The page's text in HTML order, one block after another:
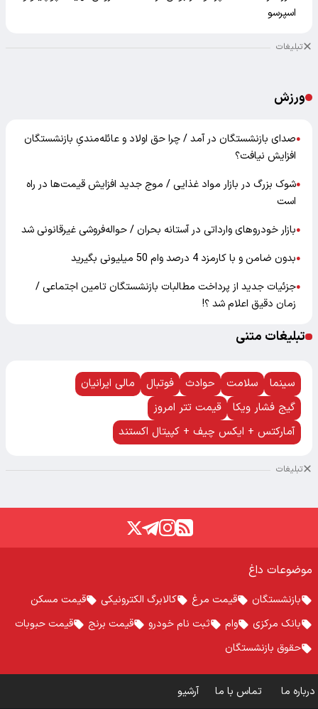
اسپرسو
تبلیغات
ورزش
●صدای بازنشستگان در آمد / چرا حق اولاد و عائله‌مندیِ بازنشستگان
افزایش نیافت؟
●شوک بزرگ در بازار مواد غذایی / موج جدید افزایش قیمت‌ها در راه
است
●بازار خودرو‌های وارداتی در آستانه بحران / حواله‌فروشی غیرقانونی شد
●بدون ضامن و با کارمزد 4 درصد وام 50 میلیونی بگیرید
●جزئیات جدید از پرداخت مطالبات بازنشستگان تامین اجتماعی /
زمان دقیق اعلام شد ؟!
تبلیغات متنی
سینما سلامت حوادث فوتبال
مالی ایرانیان
گیج فشار ویکا
قیمت تتر امروز
آمارکتس + ایکس چیف + کپیتال اکستند
تبلیغات
موضوعات داغ
بازنشستگان قیمت مرغ کالابرگ الکترونیکی
قیمت مسکن
بانک مرکزی
وام ثبت نام خودرو قیمت برنج
قیمت حبوبات
حقوق بازنشستگان
درباره ما تماس با ما آرشیو